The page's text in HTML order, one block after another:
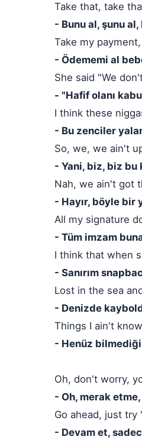
Take that, take
- Bunu al, şunu
Take my
- Ödememi al
She said "We
- "Hafif olanı
I think these
- Bu zenciler
So, we, we ain't
- Yani, biz, biz bu
Nah, we ain't got
- Hayır, böyle bir
All my signature
- Tüm imzam
I think that when
- Sanırım
Lost in the sea
- Denizde
Things I ain't
- Henüz
Oh, don't worry,
- Oh, merak
Go ahead, just
- Devam et,